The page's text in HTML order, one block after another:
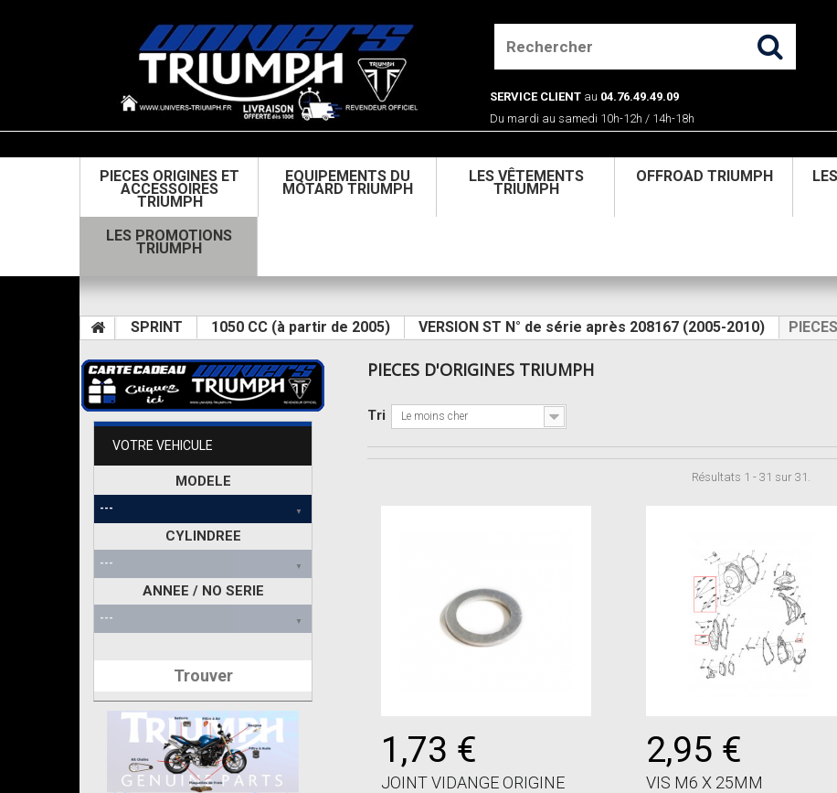
SERVICE CLIENT au 04.76.49.49.09
Du mardi au samedi 10h-12h / 14h-18h
PIECES ORIGINES ET
ACCESSOIRES
TRIUMPH
EQUIPEMENTS DU
MOTARD TRIUMPH
LES VÊTEMENTS
TRIUMPH
OFFROAD TRIUMPH
LES PROMOTIONS
TRIUMPH
SPRINT 1050 CC (à partir de 2005) VERSION ST N° de série après 208167 (2005-2010)
VOTRE VEHICULE
MODELE
CYLINDREE
ANNEE / NO SERIE
Trouver
PIECES D'ORIGINES TRIUMPH
Tri Le moins cher
Résultats 1 - 31 sur 31.
1,73 €
JOINT VIDANGE ORIGINE
2,95 €
VIS M6 X 25MM